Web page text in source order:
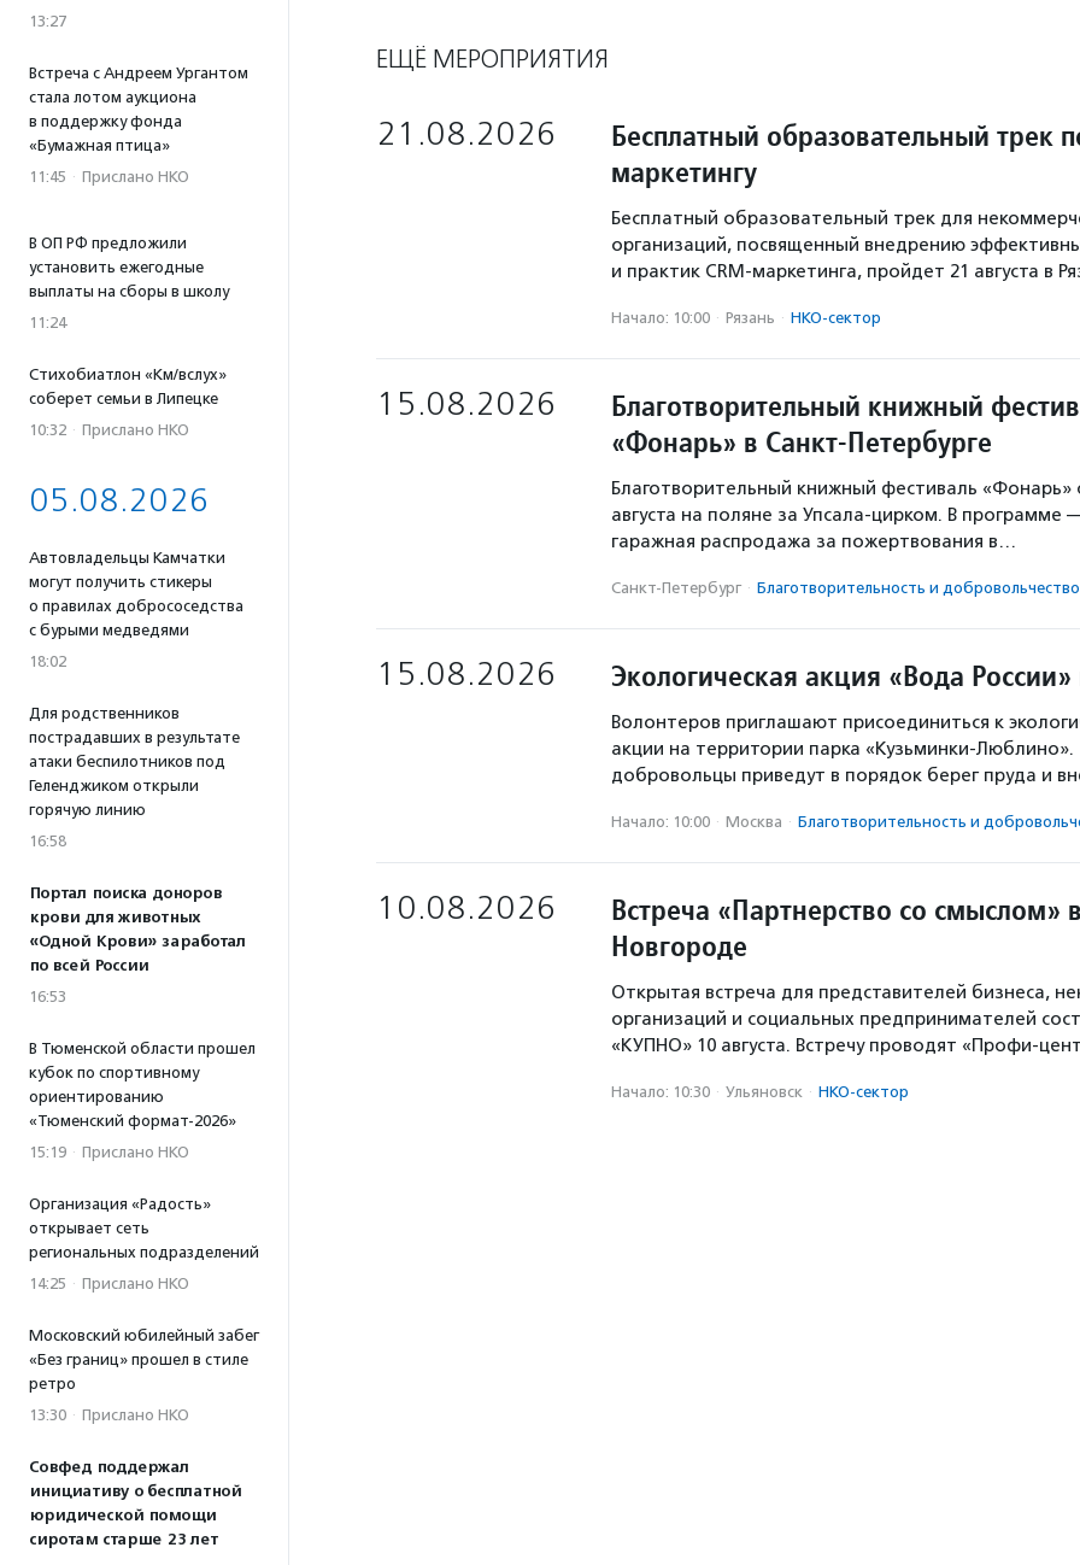
13:27
Встреча с Андреем Ургантом
стала лотом аукциона
в поддержку фонда
«Бумажная птица»
11:45 · Прислано НКО
В ОП РФ предложили
установить ежегодные
выплаты на сборы в школу
11:24
Стихобиатлон «Км/вслух»
соберет семьи в Липецке
10:32 · Прислано НКО
05.08.2026
Автовладельцы Камчатки
могут получить стикеры
о правилах добрососедства
с бурыми медведями
18:02
Для родственников
пострадавших в результате
атаки беспилотников под
Геленджиком открыли
горячую линию
16:58
Портал поиска доноров
крови для животных
«Одной Крови» заработал
по всей России
16:53
В Тюменской области прошел
кубок по спортивному
ориентированию
«Тюменский формат-2026»
15:19 · Прислано НКО
Организация «Радость»
открывает сеть
региональных подразделений
14:25 · Прислано НКО
Московский юбилейный забег
«Без границ» прошел в стиле
ретро
13:30 · Прислано НКО
Совфед поддержал
инициативу о бесплатной
юридической помощи
сиротам старше 23 лет
ЕЩЁ МЕРОПРИЯТИЯ
21.08.2026
Бесплатный образовательный трек
маркетингу
Бесплатный образовательный трек для
организаций, посвященный внедрению
и практик CRM-маркетинга, пройдет 21 августа в
Начало: 10:00 · Рязань · НКО-сектор
15.08.2026
Благотворительный книжный
«Фонарь» в Санкт-Петербурге
Благотворительный книжный фестиваль «Фонарь»
августа на поляне за Упсала-цирком. В программе
гаражная распродажа за пожертвования в…
Санкт-Петербург · Благотвори­тель­ность и доброволь­чест­во
15.08.2026 Экологическая акция «Вода
Волонтеров приглашают присоединиться к
акции на территории парка «Кузьминки-Люблино».
добровольцы приведут в порядок берег пруда и
Начало: 10:00 · Москва · Благотвори­тель­ность и
10.08.2026
Встреча «Партнерство со смыслом»
Новгороде
Открытая встреча для представителей бизнеса,
организаций и социальных предпринимателей
«КУПНО» 10 августа. Встречу проводят «Профи-
Начало: 10:30 · Ульяновск · НКО-сектор